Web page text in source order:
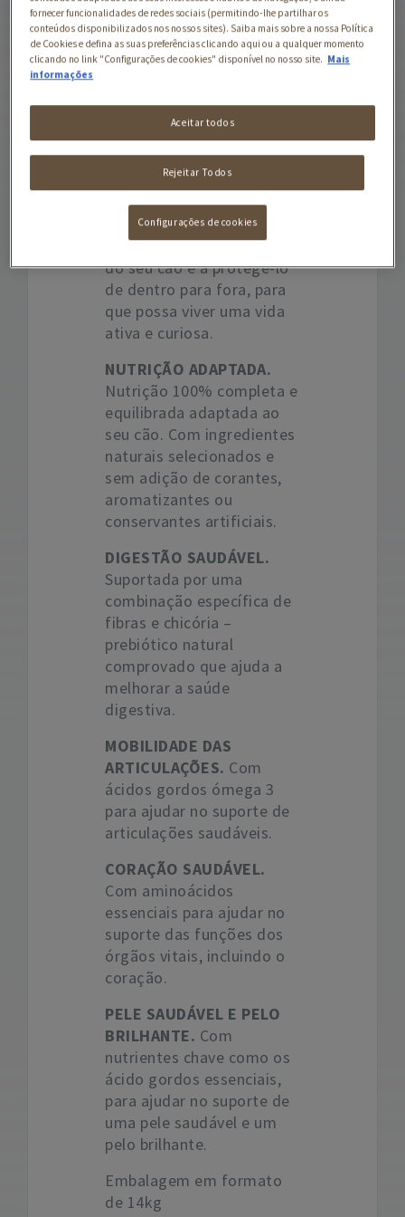
aminoácidos essenciais
para ajudar no suporte das
funções dos órgãos vitais,
incluindo o coração, e
para ajudar no suporte de
articulações saudáveis. É
também elaborado com
ingredientes naturais
selecionados e prebiótico
natural, para ajudar no
suporte da saúde digestiva
do seu cão e a protegê-lo
de dentro para fora, para
que possa viver uma vida
ativa e curiosa.
NUTRIÇÃO ADAPTADA.
Nutrição 100% completa e
equilibrada adaptada ao
seu cão. Com ingredientes
naturais selecionados e
sem adição de corantes,
aromatizantes ou
conservantes artificiais.
DIGESTÃO SAUDÁVEL.
Suportada por uma
combinação específica de
fibras e chicória –
prebiótico natural
comprovado que ajuda a
melhorar a saúde
digestiva.
MOBILIDADE DAS
ARTICULAÇÕES. Com
ácidos gordos ómega 3
para ajudar no suporte de
articulações saudáveis.
CORAÇÃO SAUDÁVEL.
Com aminoácidos
essenciais para ajudar no
suporte das funções dos
órgãos vitais, incluindo o
coração.
PELE SAUDÁVEL E PELO
BRILHANTE. Com
nutrientes chave como os
ácido gordos essenciais,
para ajudar no suporte de
uma pele saudável e um
pelo brilhante.
Embalagem em formato
de 14kg
fornecer funcionalidades de redes sociais (permitindo-lhe partilhar os
conteúdos disponibilizados nos nossos sites). Saiba mais sobre a nossa Política
de Cookies e defina as suas preferências clicando aqui ou a qualquer momento
clicando no link "Configurações de cookies" disponível no nosso site. Mais
informações
Rejeitar Todos
Aceitar todos
Configurações de cookies